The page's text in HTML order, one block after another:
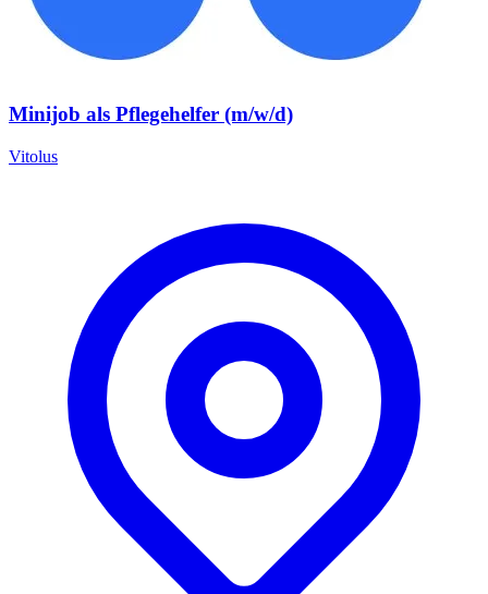
Minijob als Pflegehelfer (m/w/d)
Vitolus